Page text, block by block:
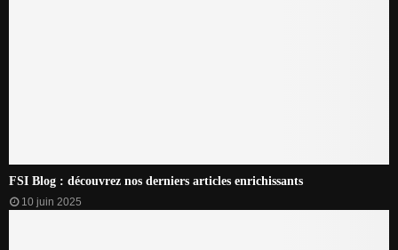
FSI Blog : découvrez nos derniers articles enrichissants
10 juin 2025